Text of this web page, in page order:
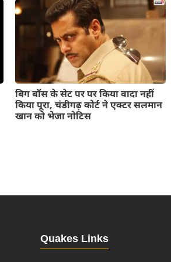
बिग बॉस के सेट पर पर किया वादा नहीं
किया पूरा, चंडीगढ़ कोर्ट ने एक्टर सलमान
खान को भेजा नोटिस
Quakes Links